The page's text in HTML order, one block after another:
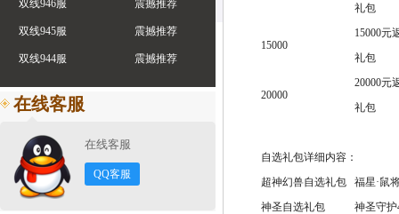
双线946服 震撼推荐
双线945服 震撼推荐
双线944服 震撼推荐
在线客服
在线客服
QQ客服
礼包
15000
15000元
礼包
20000
20000元
礼包
自选礼包详细内容：
超神幻兽自选礼包
福星·鼠
神圣自选礼包
神圣守